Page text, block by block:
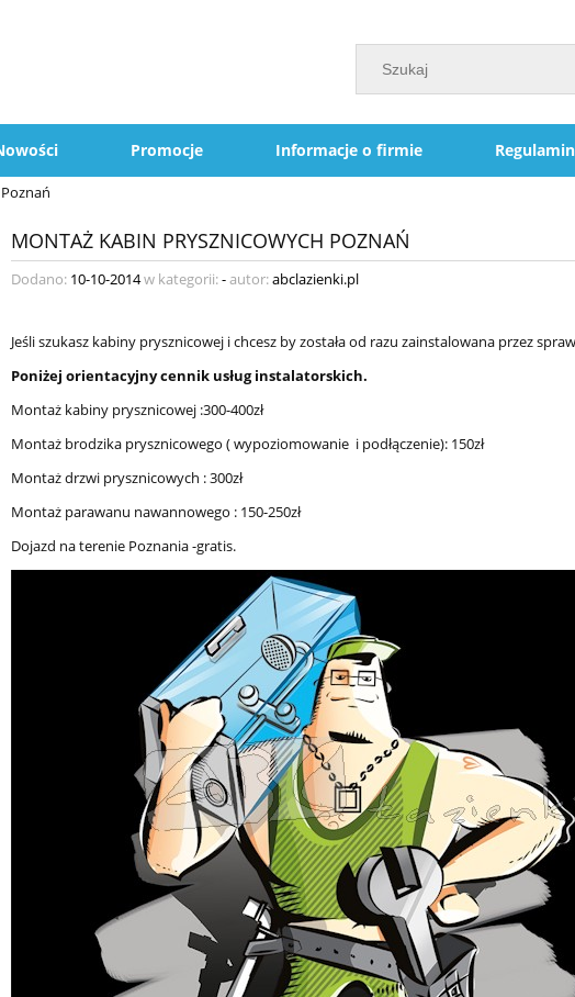
Promocje Informacje o firmie Regulamin
MONTAŻ KABIN PRYSZNICOWYCH POZNAŃ
Dodano: 10-10-2014w kategorii:-autor:abclazienki.pl
Jeśli szukasz kabiny prysznicowej i chcesz by została od razu zainstalowana przez
Poniżej orientacyjny cennik usług instalatorskich.
Montaż kabiny prysznicowej :300-400zł
Montaż brodzika prysznicowego ( wypoziomowanie i podłączenie): 150zł
Montaż drzwi prysznicowych : 300zł
Montaż parawanu nawannowego : 150-250zł
Dojazd na terenie Poznania -gratis.